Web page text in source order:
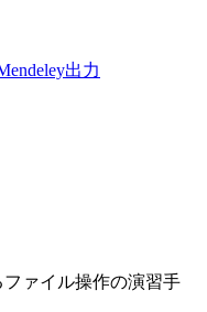
出力
ァイル操作の演習手